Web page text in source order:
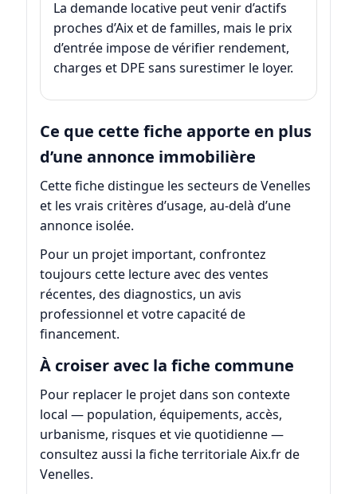
La demande locative peut venir d’actifs
proches d’Aix et de familles, mais le prix
d’entrée impose de vérifier rendement,
charges et DPE sans surestimer le loyer.
Ce que cette fiche apporte en plus
d’une annonce immobilière
Cette fiche distingue les secteurs de Venelles
et les vrais critères d’usage, au-delà d’une
annonce isolée.
Pour un projet important, confrontez
toujours cette lecture avec des ventes
récentes, des diagnostics, un avis
professionnel et votre capacité de
financement.
À croiser avec la fiche commune
Pour replacer le projet dans son contexte
local — population, équipements, accès,
urbanisme, risques et vie quotidienne —
consultez aussi la fiche territorialeAix.fr de
Venelles.